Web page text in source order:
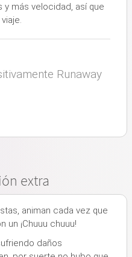
y más velocidad, así que
Runaway
extra
animan cada vez que
¡Chuuu chuuu!
daños